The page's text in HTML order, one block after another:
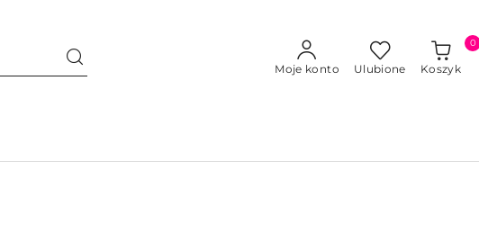
Moje konto Ulubione Koszyk
0